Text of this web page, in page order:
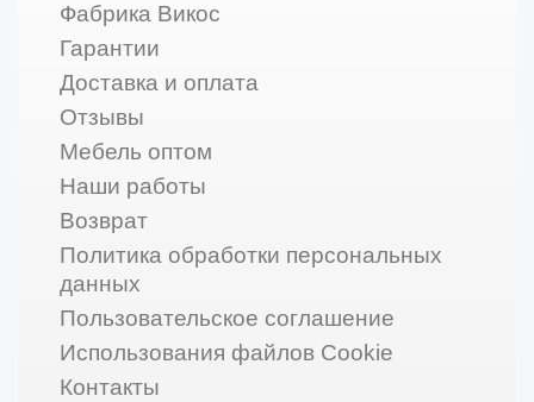
Фабрика Викос
Гарантии
Доставка и оплата
Отзывы
Мебель оптом
Наши работы
Возврат
Политика обработки персональных
данных
Пользовательское соглашение
Использования файлов Cookie
Контакты